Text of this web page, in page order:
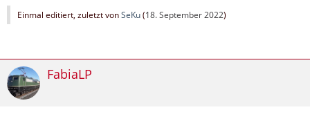
Einmal editiert, zuletzt vonSeKu(18. September 2022)
FabiaLP